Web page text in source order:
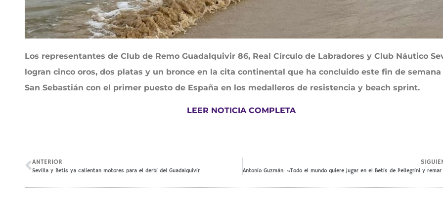
Los representantes de Club de Remo Guadalquivir 86, Real Círculo de Labradores y Club Náutico
logran cinco oros, dos platas y un bronce en la cita continental que ha concluido este fin de semana
San Sebastián con el primer puesto de España en los medalleros de resistencia y beach sprint.
LEER NOTICIA COMPLETA
ANTERIOR
Sevilla y Betis ya calientan motores para el derbi del Guadalquivir